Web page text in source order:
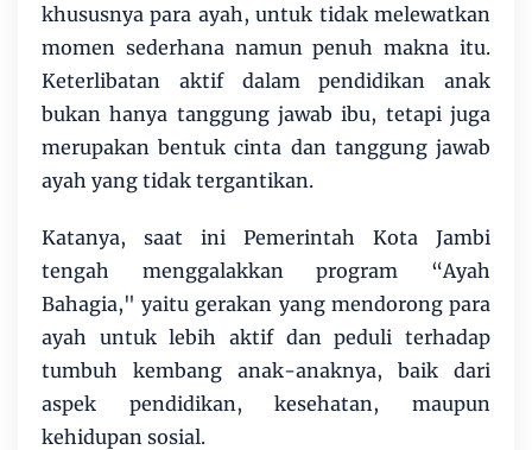
khususnya para ayah, untuk tidak melewatkan
momen sederhana namun penuh makna itu.
Keterlibatan aktif dalam pendidikan anak
bukan hanya tanggung jawab ibu, tetapi juga
merupakan bentuk cinta dan tanggung jawab
ayah yang tidak tergantikan.
Katanya, saat ini Pemerintah Kota Jambi
tengah menggalakkan program “Ayah
Bahagia," yaitu gerakan yang mendorong para
ayah untuk lebih aktif dan peduli terhadap
tumbuh kembang anak-anaknya, baik dari
aspek pendidikan, kesehatan, maupun
kehidupan sosial.